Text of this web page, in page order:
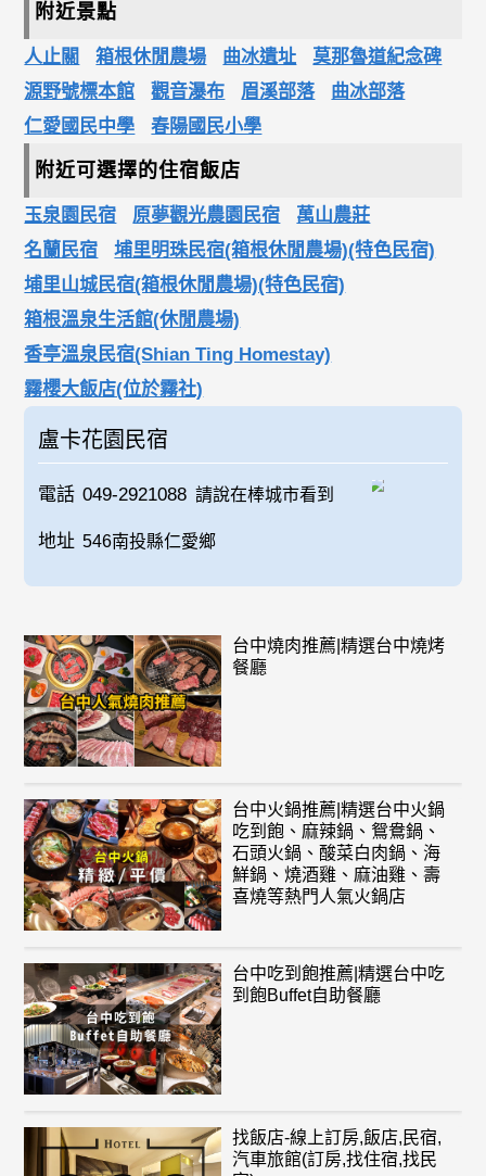
附近景點
人止關 箱根休閒農場 曲冰遺址
莫那魯道紀念碑
源野號標本館
觀音瀑布 眉溪部落
曲冰部落
仁愛國民中學
春陽國民小學
附近可選擇的住宿飯店
玉泉園民宿 原夢觀光農園民宿
萬山農莊
名蘭民宿
埔里明珠民宿(箱根休閒農場)(特色民宿)
埔里山城民宿(箱根休閒農場)(特色民宿)
箱根溫泉生活館(休閒農場)
香亭溫泉民宿(Shian Ting Homestay)
霧櫻大飯店(位於霧社)
盧卡花園民宿
電話 049-2921088 請說在棒城市看到
地址 546南投縣仁愛鄉
台中燒肉推薦|精選台中燒烤
餐廳
台中火鍋推薦|精選台中火鍋
吃到飽、麻辣鍋、鴛鴦鍋、
石頭火鍋、酸菜白肉鍋、海
鮮鍋、燒酒雞、麻油雞、壽
喜燒等熱門人氣火鍋店
台中吃到飽推薦|精選台中吃
到飽Buffet自助餐廳
找飯店-線上訂房,飯店,民宿,
汽車旅館(訂房,找住宿,找民